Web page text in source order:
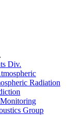
Div.
Radiation
Monitoring
Group